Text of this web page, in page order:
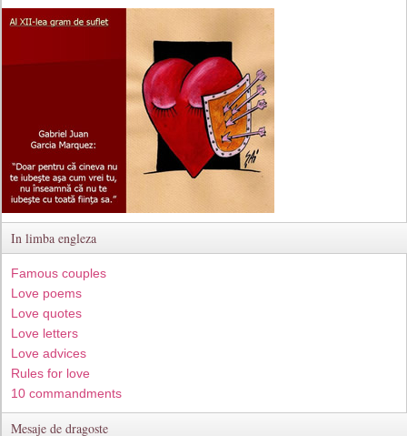
In limba engleza
Famous couples
Love poems
Love quotes
Love letters
Love advices
Rules for love
10 commandments
Mesaje de dragoste